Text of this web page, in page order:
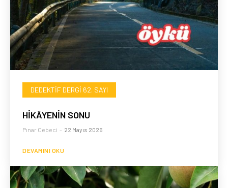
DEDEKTIF DERGI 62. SAYI
HİKÂYENİN SONU
Pınar Cebeci - 22 Mayıs 2026
DEVAMINI OKU